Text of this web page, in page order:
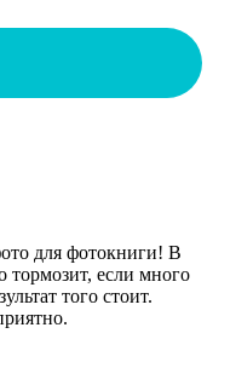
для фотокниги! В
тормозит, если много
того стоит.